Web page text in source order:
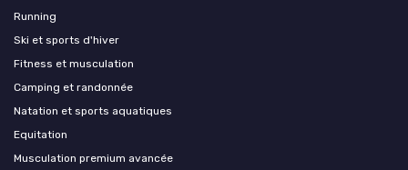
Running
Ski et sports d'hiver
Fitness et musculation
Camping et randonnée
Natation et sports aquatiques
Equitation
Musculation premium avancée